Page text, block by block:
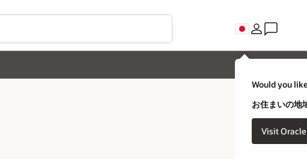
Would you
お住まいの地
Visit